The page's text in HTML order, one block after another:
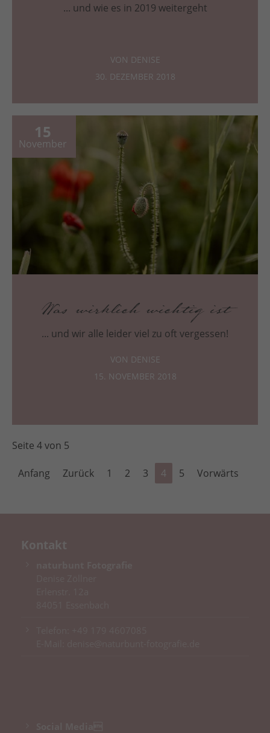
... und wie es in 2019 weitergeht
VON DENISE
30. DEZEMBER 2018
15
November
Was wirklich wichtig ist
... und wir alle leider viel zu oft vergessen!
VON DENISE
15. NOVEMBER 2018
Seite 4 von 5
Anfang Zurück 1 2 3 4 5 Vorwärts
Kontakt